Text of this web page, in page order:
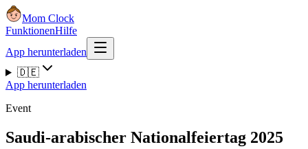
Mom Clock
FunktionenHilfe
App herunterladen
🇩🇪
App herunterladen
Event
Saudi-arabischer Nationalfeiertag 2025